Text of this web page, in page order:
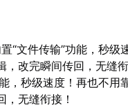
“文件传输”功能，秒级
改完瞬间传回，无缝
，秒级速度！再也不用
无缝衔接！